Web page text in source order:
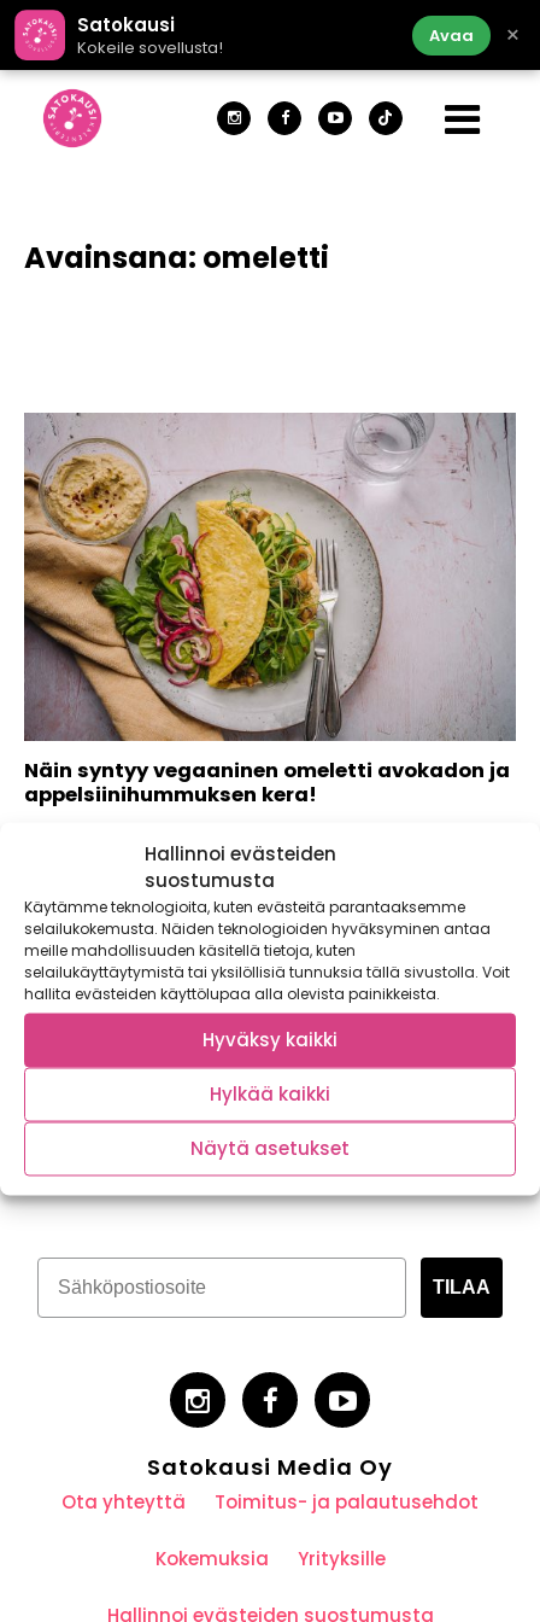
Hallinnoi evästeiden
suostumusta
Käytämme teknologioita, kuten evästeitä parantaaksemme
selailukokemusta. Näiden teknologioiden hyväksyminen antaa
meille mahdollisuuden käsitellä tietoja, kuten
selailukäyttäytymistä tai yksilöllisiä tunnuksia tällä sivustolla. Voit
hallita evästeiden käyttölupaa alla olevista painikkeista.
Hyväksy kaikki
Hylkää kaikki
Näytä asetukset
Satokausi
Kokeile sovellusta!
Avaa ×
Avainsana: omeletti
Näin syntyy vegaaninen omeletti avokadon ja
appelsiinihummuksen kera!
sellaista olemassakaan? Kasvisten maailmassa kaikki on
mahdollista! Munaton...
Tilaa kasvispitoinen uutiskirje
TILAA
Satokausi Media Oy
Ota yhteyttä Toimitus- ja palautusehdot
Kokemuksia Yrityksille
Hallinnoi evästeiden suostumusta